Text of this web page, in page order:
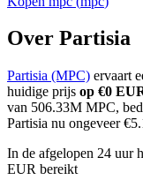
COIN-M-futures
Over Partisia
Partisia (MPC) ervaart
huidige prijs op €0
van 506.33M MPC,
Partisia nu ongeveer
In de afgelopen 24 uur
EUR bereikt